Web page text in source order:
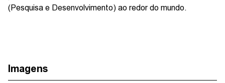
(Pesquisa e Desenvolvimento) ao redor do mundo.
Imagens